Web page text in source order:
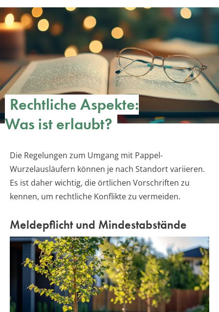
Rechtliche Aspekte:
Was ist erlaubt?
Die Regelungen zum Umgang mit Pappel-
Wurzelausläufern können je nach Standort variieren.
Es ist daher wichtig, die örtlichen Vorschriften zu
kennen, um rechtliche Konflikte zu vermeiden.
Meldepflicht und Mindestabstände